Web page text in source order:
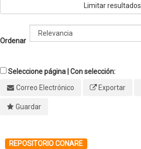
Limitar resultados
Ordenar
Seleccione página | Con selección:
Correo Electrónico
Exportar
Guardar
REPOSITORIO CONARE